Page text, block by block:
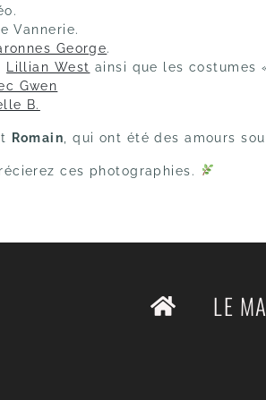
Vannerie.
George.
Lillian West ainsi que les costumes
Gwen
B.
Romain , qui ont été des amours
ces photographies.
LE